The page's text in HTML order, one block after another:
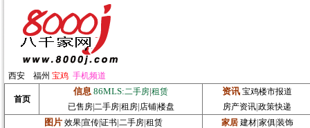
西安 福州 宝鸡 手机频道
首页
信息 86MLS:二手房|租赁
已售房|二手房|租房|店铺|楼盘
资讯 宝鸡楼市报道
房产资讯|政策快递
图片 效果宣传|证书|二手房|租赁 家居 建材|家俱|装饰